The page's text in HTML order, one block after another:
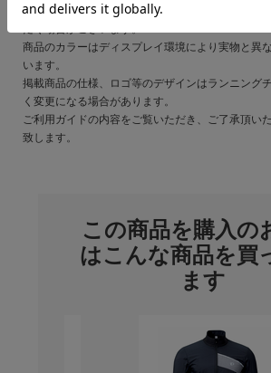
廃盤や欠品・納期未定などの理由により、ご注文
商品のカラーはディスプレイ環境により実物と異
います。
掲載商品の仕様、ロゴ等のデザインはランニング
く変更になる場合があります。
ご利用ガイドの内容をご覧いただき、ご了承頂い
致します。
この商品を購入の
はこんな商品を買
ます